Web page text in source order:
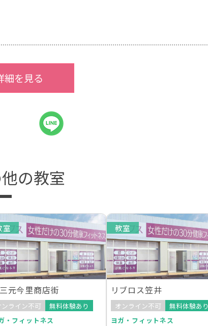
細を見る
の教室
室
元今里商店街
ンライン不可
無料体験あり
・フィットネス
教室
リブロス笠井
オンライン不可
無料体験あり
ヨガ・フィットネス